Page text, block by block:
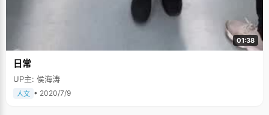
01:38
日常
UP主: 侯海涛
人文 • 2020/7/9